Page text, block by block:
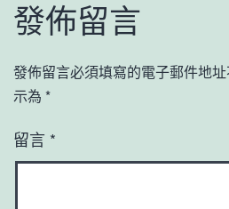
發佈留言
發佈留言必須填寫的電子郵件地址
示為 *
留言 *